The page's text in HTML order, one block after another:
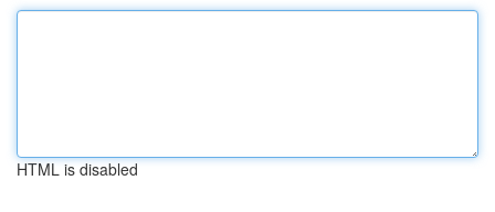
HTML is disabled